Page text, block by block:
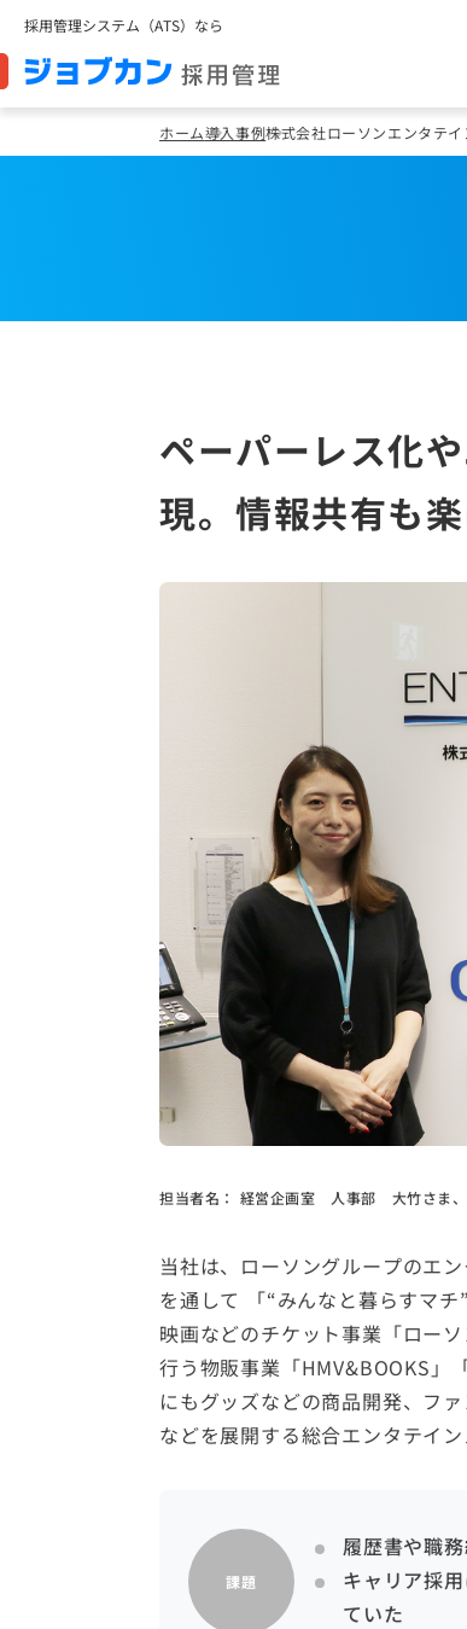
採用管理システム（ATS）なら
ホーム導入事例株式会社ローソンエンタテイ
ペーパーレス化
現。情報共有も
担当者名： 経営企画室 人事部 大竹さま、
当社は、ローソングループのエ
を通して 「“みんなと暮らすマ
映画などのチケット事業「ロー
行う物販事業「HMV&BOOKS」
にもグッズなどの商品開発、フ
などを展開する総合エンタテイン
課題
履歴書や職
キャリア採
ていた